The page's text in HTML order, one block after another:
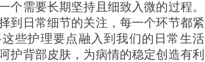
个需要长期坚持且细致入微的过程。
到日常细节的关注，每一个环节都紧
些护理要点融入到我们的日常生活
护背部皮肤，为病情的稳定创造有利